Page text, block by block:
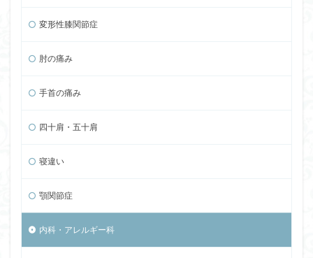
変形性膝関節症
肘の痛み
手首の痛み
四十肩・五十肩
寝違い
顎関節症
内科・アレルギー科